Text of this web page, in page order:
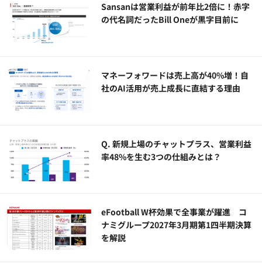
Sansanは営業利益が前年比2倍に！赤字
の代名詞だったBill Oneが黒字目前に
マネーフォワードは売上高が40%増！自
社のAI活用が売上成長に直結する理由
Q. 新規上場のチャットプラス、営業利益
率48%を生む3つの仕組みとは？
eFootball W杯効果で全事業が躍進 コ
ナミグループ2027年3月期第1四半期決算
を解説